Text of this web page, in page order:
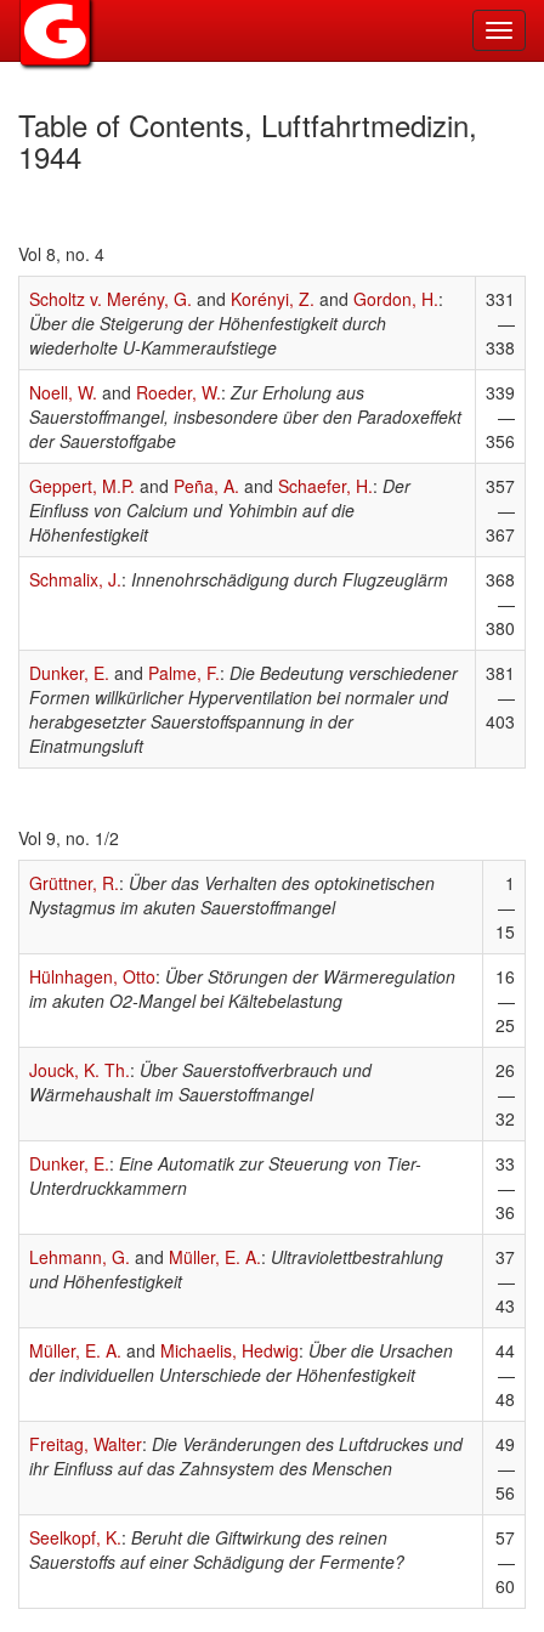
Table of Contents, Luftfahrtmedizin,
1944
Vol 8, no. 4
Scholtz v. Merény, G. and Korényi, Z. and Gordon, H.:
Über die Steigerung der Höhenfestigkeit durch
wiederholte U-Kammeraufstiege
331
—
338
Noell, W. and Roeder, W.:Zur Erholung aus
Sauerstoffmangel, insbesondere über den Paradoxeffekt
der Sauerstoffgabe
339
—
356
Geppert, M.P. and Peña, A. and Schaefer, H.: Der
Einfluss von Calcium und Yohimbin auf die
Höhenfestigkeit
357
—
367
Schmalix, J.: Innenohrschädigung durch Flugzeuglärm
368
—
380
Dunker, E. and Palme, F.: Die Bedeutung verschiedener
Formen willkürlicher Hyperventilation bei normaler und
herabgesetzter Sauerstoffspannung in der
Einatmungsluft
381
—
403
Vol 9, no. 1/2
Grüttner, R.: Über das Verhalten des optokinetischen
Nystagmus im akuten Sauerstoffmangel
1
—
15
Hülnhagen, Otto: Über Störungen der Wärmeregulation
im akuten O2-Mangel bei Kältebelastung
16
—
25
Jouck, K. Th.: Über Sauerstoffverbrauch und
Wärmehaushalt im Sauerstoffmangel
26
—
32
Dunker, E.: Eine Automatik zur Steuerung von Tier-
Unterdruckkammern
33
—
36
Lehmann, G. and Müller, E. A.: Ultraviolettbestrahlung
und Höhenfestigkeit
37
—
43
Müller, E. A. and Michaelis, Hedwig: Über die Ursachen
der individuellen Unterschiede der Höhenfestigkeit
44
—
48
Freitag, Walter: Die Veränderungen des Luftdruckes und
ihr Einfluss auf das Zahnsystem des Menschen
49
—
56
Seelkopf, K.: Beruht die Giftwirkung des reinen
Sauerstoffs auf einer Schädigung der Fermente?
57
—
60